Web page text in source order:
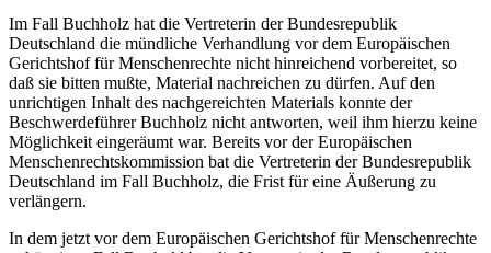
Im Fall Buchholz hat die Vertreterin der Bundesrepublik
Deutschland die mündliche Verhandlung vor dem Europäischen
Gerichtshof für Menschenrechte nicht hinreichend vorbereitet, so
daß sie bitten mußte, Material nachreichen zu dürfen. Auf den
unrichtigen Inhalt des nachgereichten Materials konnte der
Beschwerdeführer Buchholz nicht antworten, weil ihm hierzu keine
Möglichkeit eingeräumt war. Bereits vor der Europäischen
Menschenrechtskommission bat die Vertreterin der Bundesrepublik
Deutschland im Fall Buchholz, die Frist für eine Äußerung zu
verlängern.
In dem jetzt vor dem Europäischen Gerichtshof für Menschenrechte